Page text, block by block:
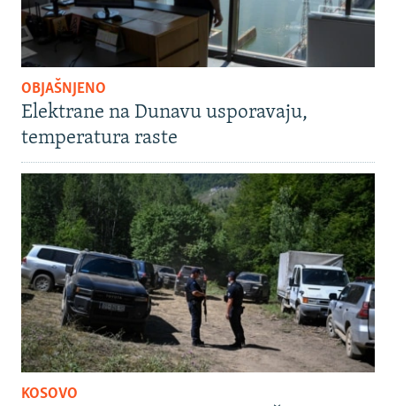
OBJAŠNJENO
Elektrane na Dunavu usporavaju,
temperatura raste
KOSOVO